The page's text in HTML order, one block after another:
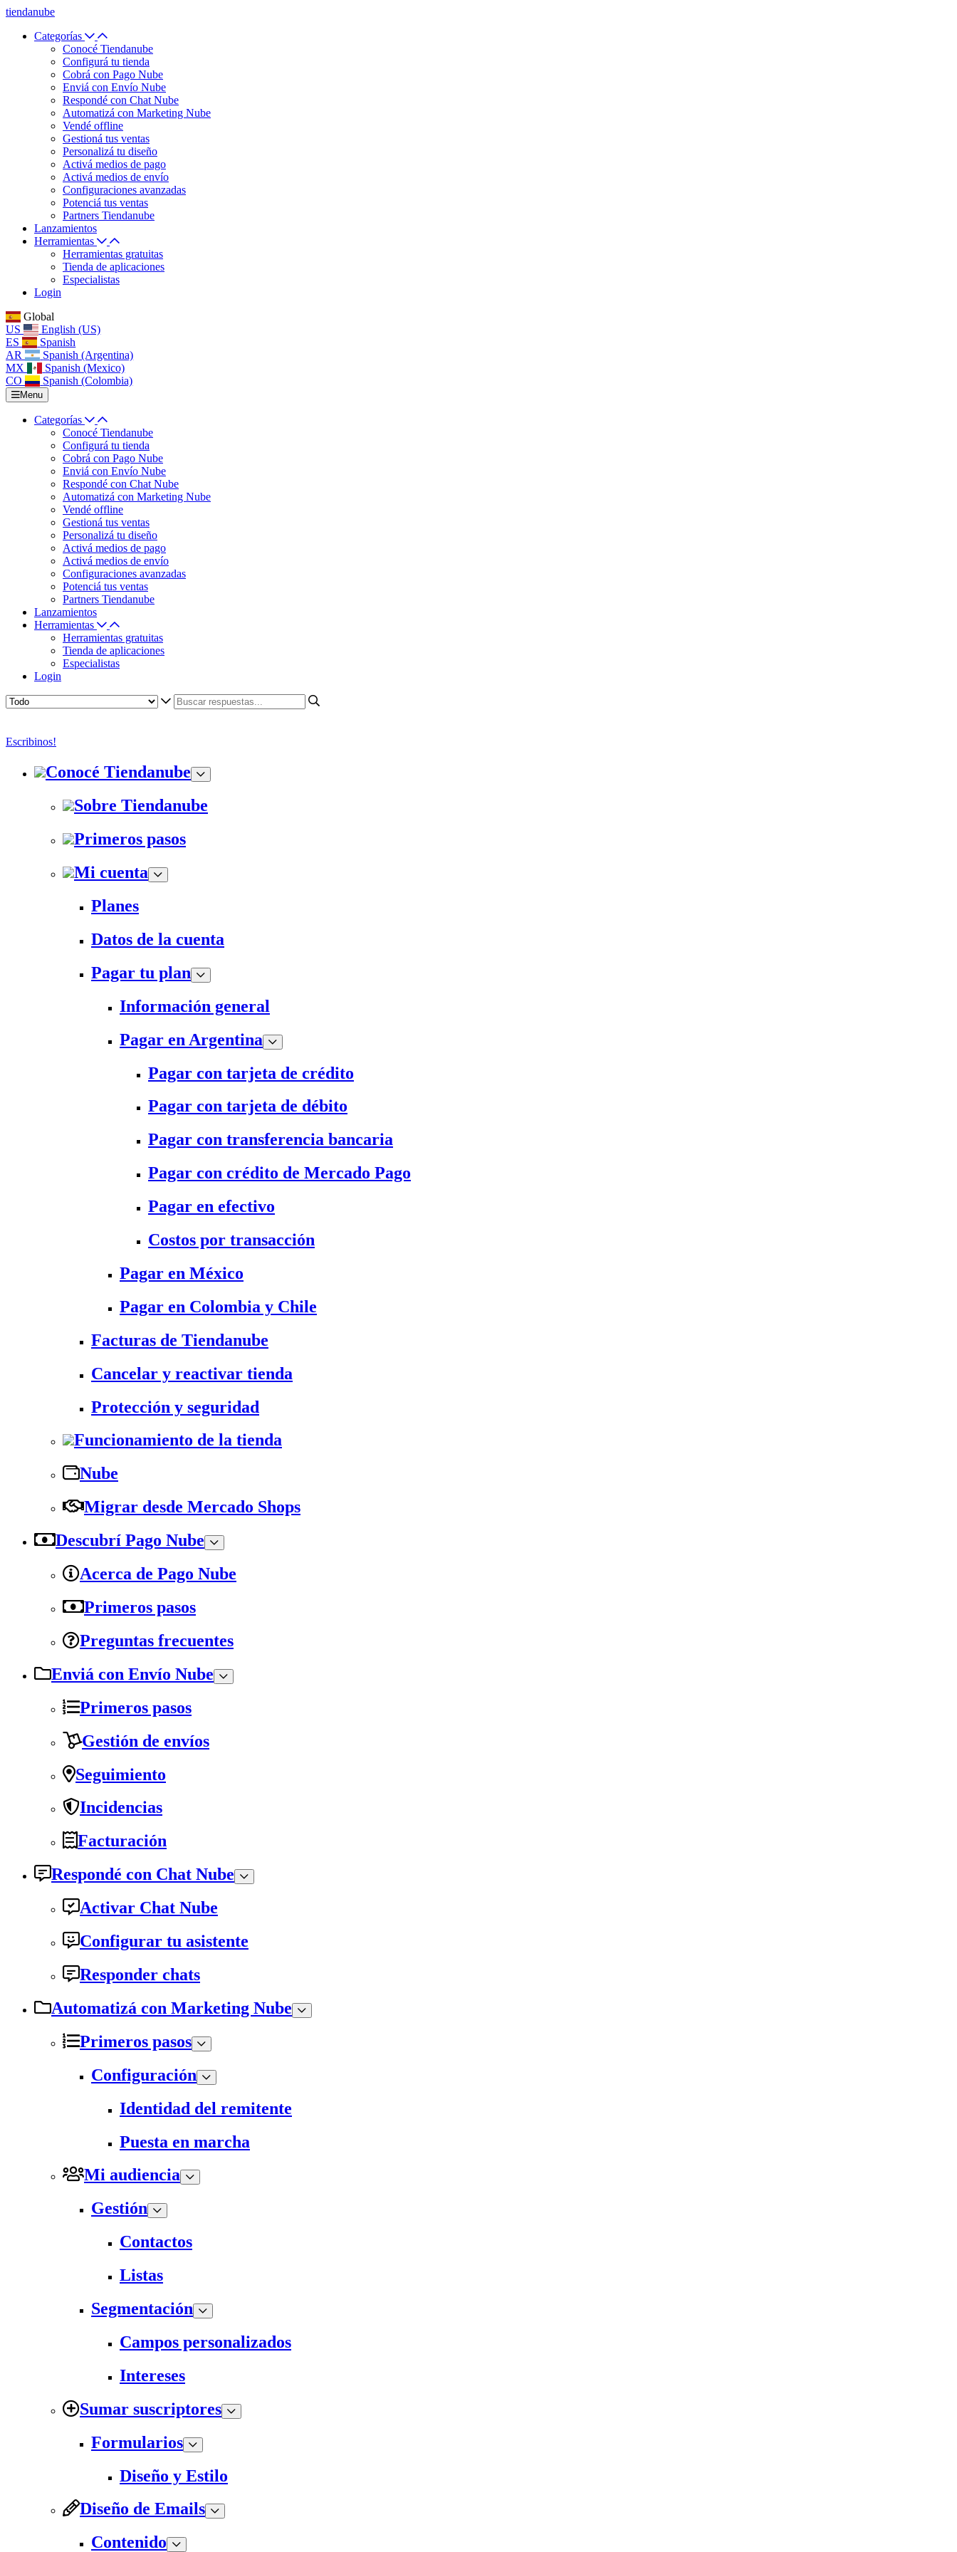
tiendanube
Categorías
Conocé Tiendanube
Configurá tu tienda
Cobrá con Pago Nube
Enviá con Envío Nube
Respondé con Chat Nube
Automatizá con Marketing Nube
Vendé offline
Gestioná tus ventas
Personalizá tu diseño
Activá medios de pago
Activá medios de envío
Configuraciones avanzadas
Potenciá tus ventas
Partners Tiendanube
Lanzamientos
Herramientas
Herramientas gratuitas
Tienda de aplicaciones
Especialistas
Login
Global
US
English (US)
ES
Spanish
AR
Spanish (Argentina)
MX
Spanish (Mexico)
CO
Spanish (Colombia)
Menu
Categorías
Conocé Tiendanube
Configurá tu tienda
Cobrá con Pago Nube
Enviá con Envío Nube
Respondé con Chat Nube
Automatizá con Marketing Nube
Vendé offline
Gestioná tus ventas
Personalizá tu diseño
Activá medios de pago
Activá medios de envío
Configuraciones avanzadas
Potenciá tus ventas
Partners Tiendanube
Lanzamientos
Herramientas
Herramientas gratuitas
Tienda de aplicaciones
Especialistas
Login
Escribinos!
Conocé Tiendanube
Sobre Tiendanube
Primeros pasos
Mi cuenta
Planes
Datos de la cuenta
Pagar tu plan
Información general
Pagar en Argentina
Pagar con tarjeta de crédito
Pagar con tarjeta de débito
Pagar con transferencia bancaria
Pagar con crédito de Mercado Pago
Pagar en efectivo
Costos por transacción
Pagar en México
Pagar en Colombia y Chile
Facturas de Tiendanube
Cancelar y reactivar tienda
Protección y seguridad
Funcionamiento de la tienda
Nube
Migrar desde Mercado Shops
Descubrí Pago Nube
Acerca de Pago Nube
Primeros pasos
Preguntas frecuentes
Enviá con Envío Nube
Primeros pasos
Gestión de envíos
Seguimiento
Incidencias
Facturación
Respondé con Chat Nube
Activar Chat Nube
Configurar tu asistente
Responder chats
Automatizá con Marketing Nube
Primeros pasos
Configuración
Identidad del remitente
Puesta en marcha
Mi audiencia
Gestión
Contactos
Listas
Segmentación
Campos personalizados
Intereses
Sumar suscriptores
Formularios
Diseño y Estilo
Diseño de Emails
Contenido